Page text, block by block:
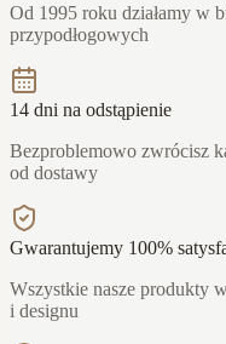
Od 1995 roku działamy w
przypodłogowych
14 dni na odstąpienie
Bezproblemowo zwrócisz
od dostawy
Gwarantujemy 100%
Wszystkie nasze produkty
i designu